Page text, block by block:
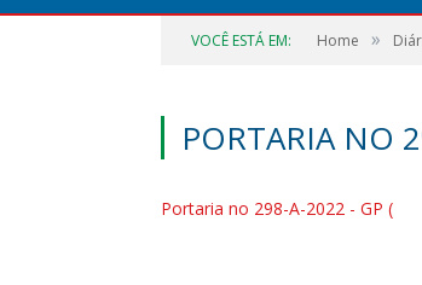
VOCÊ ESTÁ EM: Home »
PORTARIA NO
Portaria no 298-A-2022 - GP (